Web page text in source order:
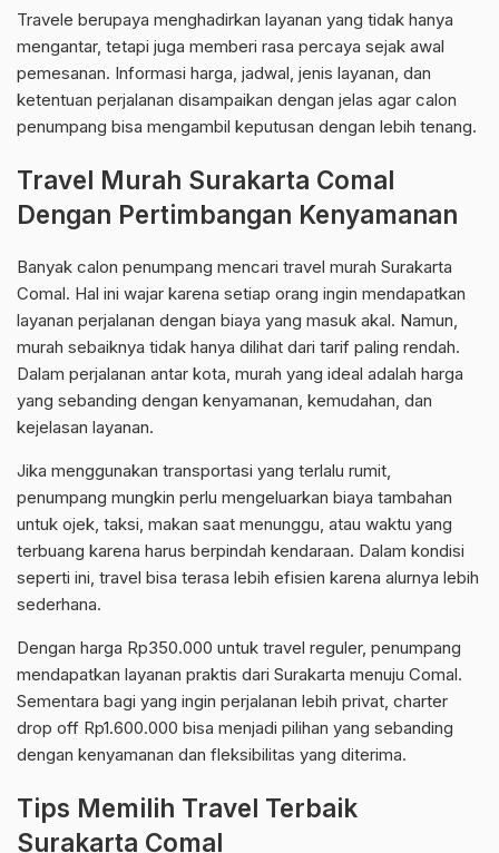
Travele berupaya menghadirkan layanan yang tidak hanya
mengantar, tetapi juga memberi rasa percaya sejak awal
pemesanan. Informasi harga, jadwal, jenis layanan, dan
ketentuan perjalanan disampaikan dengan jelas agar calon
penumpang bisa mengambil keputusan dengan lebih tenang.
Travel Murah Surakarta Comal
Dengan Pertimbangan Kenyamanan
Banyak calon penumpang mencari travel murah Surakarta
Comal. Hal ini wajar karena setiap orang ingin mendapatkan
layanan perjalanan dengan biaya yang masuk akal. Namun,
murah sebaiknya tidak hanya dilihat dari tarif paling rendah.
Dalam perjalanan antar kota, murah yang ideal adalah harga
yang sebanding dengan kenyamanan, kemudahan, dan
kejelasan layanan.
Jika menggunakan transportasi yang terlalu rumit,
penumpang mungkin perlu mengeluarkan biaya tambahan
untuk ojek, taksi, makan saat menunggu, atau waktu yang
terbuang karena harus berpindah kendaraan. Dalam kondisi
seperti ini, travel bisa terasa lebih efisien karena alurnya lebih
sederhana.
Dengan harga Rp350.000 untuk travel reguler, penumpang
mendapatkan layanan praktis dari Surakarta menuju Comal.
Sementara bagi yang ingin perjalanan lebih privat, charter
drop off Rp1.600.000 bisa menjadi pilihan yang sebanding
dengan kenyamanan dan fleksibilitas yang diterima.
Tips Memilih Travel Terbaik
Surakarta Comal